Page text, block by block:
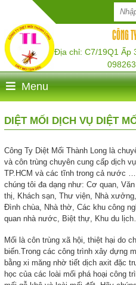
CÔNG
Địa chỉ: C7/19Q1 Ấp
Menu
DIỆT MỐI DỊCH VỤ DIỆT
Công Ty Diệt Mối Thành Long là
và côn trùng chuyên cung cấp dịch
TP.HCM và các tĩnh trong cả nước
chúng tôi đa dạng như: Cơ quan,
thị, Khách sạn, Thư viện, Nhà
Đình chùa, Nhà thờ, Các khu công
quan nhà nước, Biệt thự, Khu du
Mối là côn trùng xã hội, thiệt hại do
biến.Trong các công trình xây dựng
bằng xi măng nhờ tiết dịch axit đặc
học của các loài mối phá hoại công